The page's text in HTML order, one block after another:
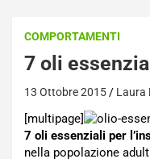
COMPORTAMENTI
7 oli
13 Ottobre 2015 Laura
[multipage]
7 oli essenziali per
nella popolazione